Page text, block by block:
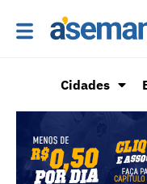
Cidades